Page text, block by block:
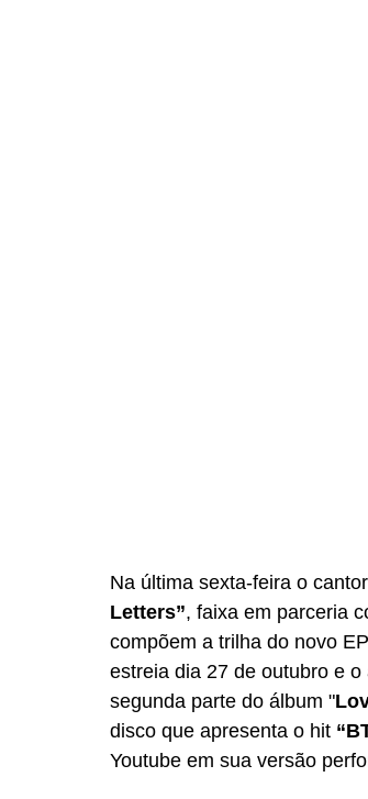
Na última sexta-feira o
Letters”, faixa em parceria
compõem a trilha do novo
estreia dia 27 de outubro e
segunda parte do álbum "
disco que apresenta o hit
Youtube em sua versão